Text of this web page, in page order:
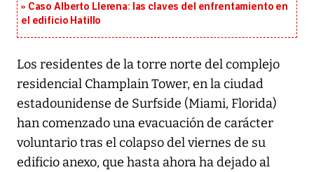
Caso Alberto Llerena: las claves del enfrentamiento en
el edificio Hatillo
Los residentes de la torre norte del complejo
residencial Champlain Tower, en la ciudad
estadounidense de Surfside (Miami, Florida)
han comenzado una evacuación de carácter
voluntario tras el colapso del viernes de su
edificio anexo, que hasta ahora ha dejado al